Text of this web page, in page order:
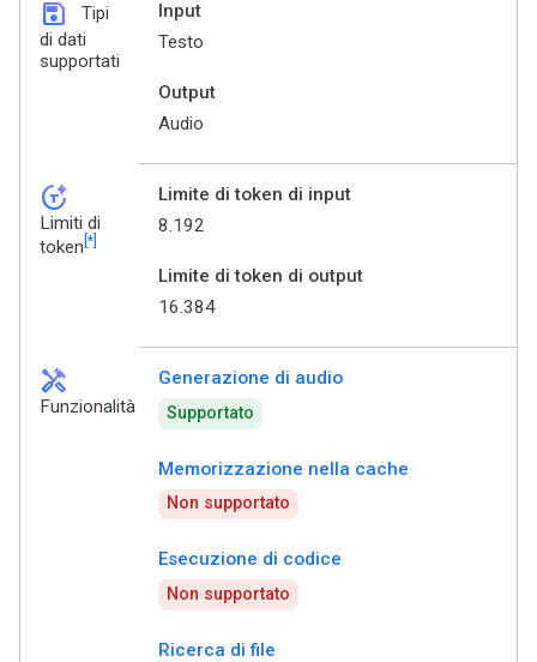
save
Tipi
di dati
supportati
Input
Testo
Output
Audio
token_auto
Limiti di
token [*]
Limite di token di input
8.192
Limite di token di output
16.384
handyman
Funzionalità
Generazione di audio
Supportato
Memorizzazione nella cache
Non supportato
Esecuzione di codice
Non supportato
Ricerca di file